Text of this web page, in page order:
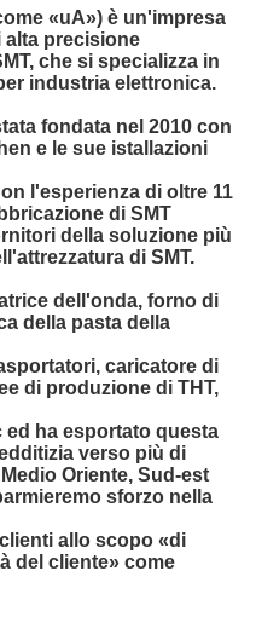
«uA») è un'impresa
alta precisione
che si specializza in
industria elettronica.
fondata nel 2010 con
e le sue istallazioni
l'esperienza di oltre 11
di SMT
della soluzione più
di SMT.
dell'onda, forno di
della pasta della
caricatore di
di produzione di THT,
ed ha esportato questa
verso più di
Oriente, Sud-est
sforzo nella
allo scopo «di
del cliente» come